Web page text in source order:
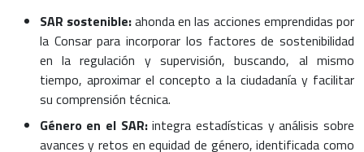
SAR sostenible:ahonda en las acciones emprendidas por
la Consar para incorporar los factores de sostenibilidad
en la regulación y supervisión, buscando, al mismo
tiempo, aproximar el concepto a la ciudadanía y facilitar
su comprensión técnica.
Género en el SAR:integra estadísticas y análisis sobre
avances y retos en equidad de género, identificada como